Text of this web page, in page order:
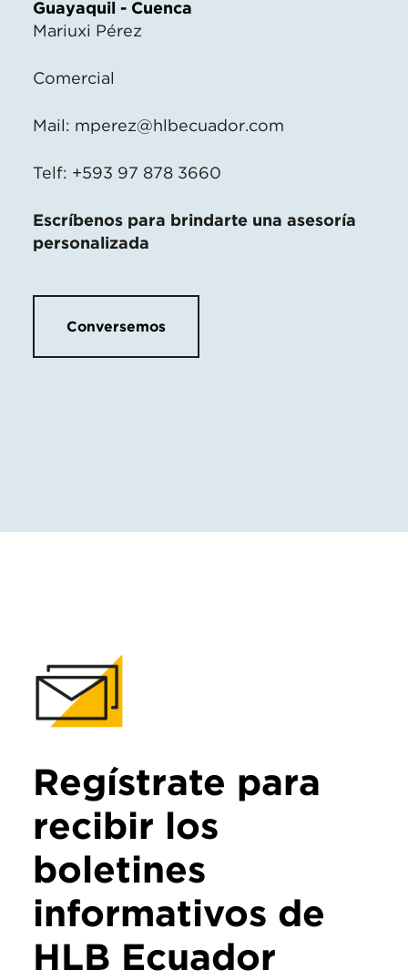
Guayaquil - Cuenca
Mariuxi Pérez
Comercial
Mail: mperez@hlbecuador.com
Telf: +593 97 878 3660
Escríbenos para brindarte una asesoría
personalizada
Conversemos
Regístrate para
recibir los
boletines
informativos de
HLB Ecuador